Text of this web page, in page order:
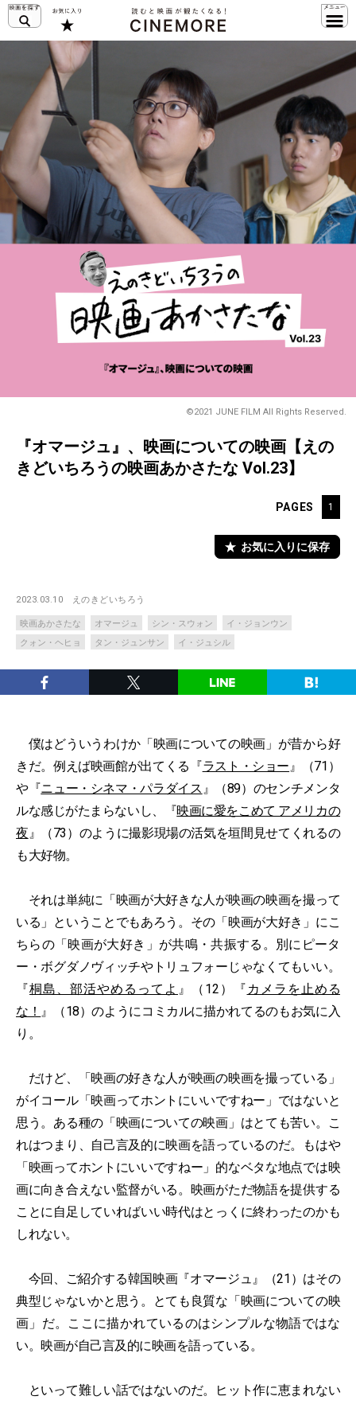
©2021 JUNE FILM All Rights Reserved.
『オマージュ』、映画についての映画【えの
きどいちろうの映画あかさたな Vol.23】
PAGES 1
お気に入りに保存
2023.03.10 えのきどいちろう
映画あかさたな オマージュ シン・スウォン
イ・ジョンウン
クォン・ヘヒョ
タン・ジュンサン イ・ジュシル
僕はどういうわけか「映画についての映画」が昔から好
きだ。例えば映画館が出てくる『ラスト・ショー』（71）
や『ニュー・シネマ・パラダイス 』（89）のセンチメンタ
ルな感じがたまらないし、『映画に愛をこめて アメリカの
夜』（73）のように撮影現場の活気を垣間見せてくれるの
も大好物。
それは単純に「映画が大好きな人が映画の映画を撮って
いる」ということでもあろう。その「映画が大好き」にこ
ちらの「映画が大好き」が共鳴・共振する。別にピータ
ー・ボグダノヴィッチやトリュフォーじゃなくてもいい。
『桐島、部活やめるってよ 』（12）『 カメラを止める
な！ 』（18）のようにコミカルに描かれてるのもお気に入
り。
だけど、「映画の好きな人が映画の映画を撮っている」
がイコール「映画ってホントにいいですねー」ではないと
思う。ある種の「映画についての映画」はとても苦い。こ
れはつまり、自己言及的に映画を語っているのだ。もはや
「映画ってホントにいいですねー」的なベタな地点では映
画に向き合えない監督がいる。映画がただ物語を提供する
ことに自足していればいい時代はとっくに終わったのかも
しれない。
今回、ご紹介する韓国映画『オマージュ』（21）はその
典型じゃないかと思う。とても良質な「映画についての映
画」だ。ここに描かれているのはシンプルな物語ではな
い。映画が自己言及的に映画を語っている。
といって難しい話ではないのだ。ヒット作に恵まれない